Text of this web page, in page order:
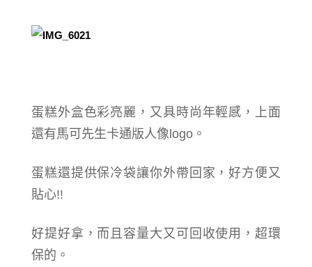
蛋糕外盒色彩亮麗，又具時尚年輕感，上面
還有馬可先生卡通版人像logo。
蛋糕還提供保冷袋讓你外帶回家，好方便又
貼心!!
好提好拿，而且容量大又可回收使用，超環
保的。